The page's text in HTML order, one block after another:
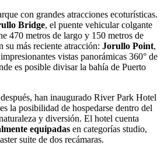
con grandes atracciones ecoturísticas.
Bridge, el puente vehicular colgante
470 metros de largo y 150 metros de
su más reciente atracción: Jorullo Point,
vistas panorámicas 360° de
es posible divisar la bahía de Puerto
han inaugurado River Park Hotel
la posibilidad de hospedarse dentro del
y diversión. El hotel cuenta
equipadas en categorías studio,
suite de dos recámaras.